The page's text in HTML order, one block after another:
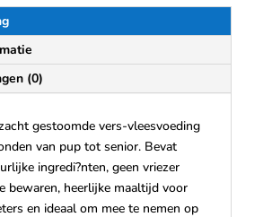
(0)
gestoomde vers-vleesvoeding
van pup tot senior. Bevat
ingredi?nten, geen vriezer
bewaren, heerlijke maaltijd voor
en ideaal om mee te nemen op